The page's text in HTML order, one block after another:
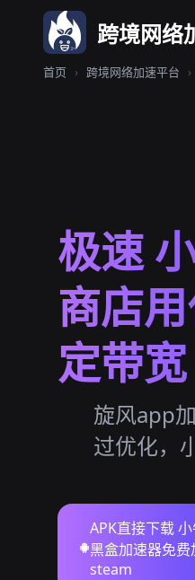
跨境网络
首页 › 跨境网络加速平台 ›
极速
商店
定带宽
旋风app
过优化，
APK直接下载
黑盒加速器免费
steam